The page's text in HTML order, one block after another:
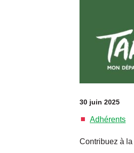
30 juin 2025
Adhérents
Contribuez à